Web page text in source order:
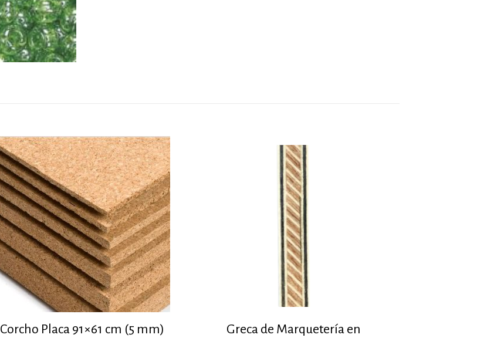
Corcho Placa 91×61 cm (5 mm)
Greca de Marquetería en